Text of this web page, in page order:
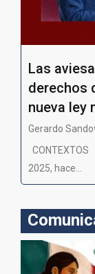
Las
derechos
nueva ley
Gerardo
2025, hace...